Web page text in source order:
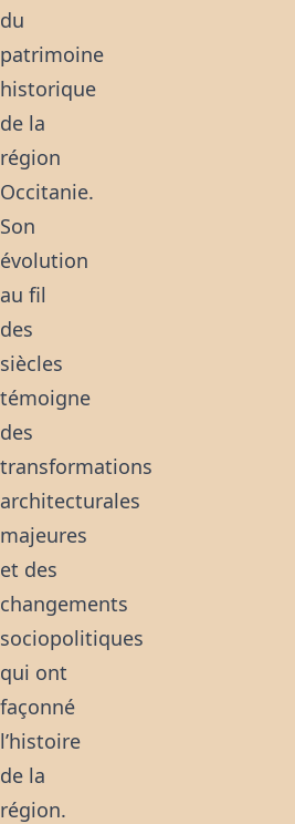
du
patrimoine
historique
de la
région
Occitanie.
Son
évolution
au fil
des
siècles
témoigne
des
transformations
architecturales
majeures
et des
changements
sociopolitiques
qui ont
façonné
l’histoire
de la
région.